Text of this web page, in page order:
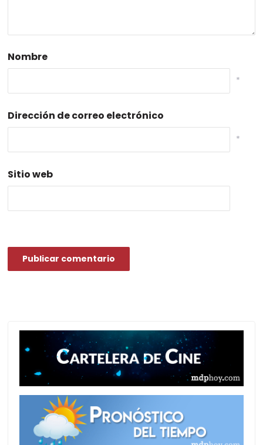
Nombre
*
Dirección de correo electrónico
*
Sitio web